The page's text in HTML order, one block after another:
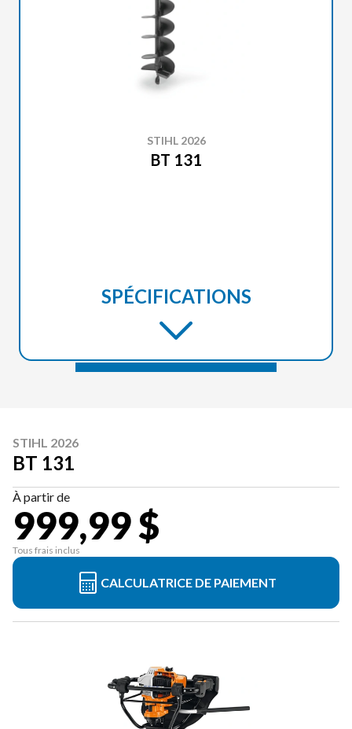
STIHL 2026
BT 131
SPÉCIFICATIONS
STIHL 2026
BT 131
À partir de
999,99 $
Tous frais inclus
CALCULATRICE DE PAIEMENT